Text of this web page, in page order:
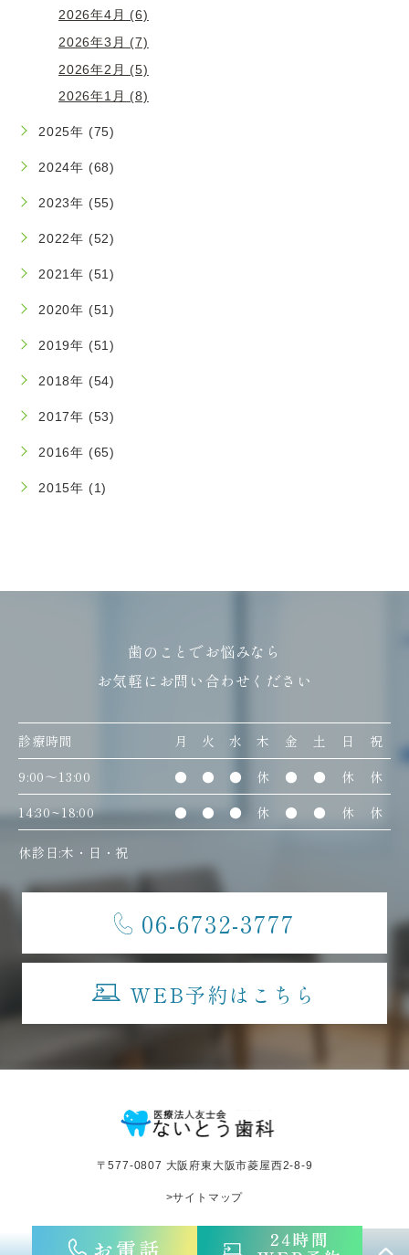
2026年4月 (6)
2026年3月 (7)
2026年2月 (5)
2026年1月 (8)
2025年 (75)
2024年 (68)
2023年 (55)
2022年 (52)
2021年 (51)
2020年 (51)
2019年 (51)
2018年 (54)
2017年 (53)
2016年 (65)
2015年 (1)
歯のことでお悩みなら
お気軽にお問い合わせください
診療時間 月 火 水 木 金 土 日
祝
9:00〜13:00
● ● ● 休 ● ● 休
休
14:30~18:00
● ● ● 休 ● ● 休 休
休診日:木・日・祝
06-6732-3777
WEB予約はこちら
〒577-0807 大阪府東大阪市菱屋西2-8-9
>サイトマップ
©︎医療法人友士会ないとう歯科